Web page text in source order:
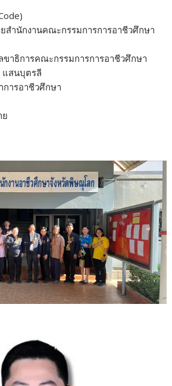
สำนักงานคณะกรรมการการอาชีวศึกษา
ขาธิการคณะกรรมการการอาชีวศึกษา
แสนบุตรลี
ารอาชีวศึกษา